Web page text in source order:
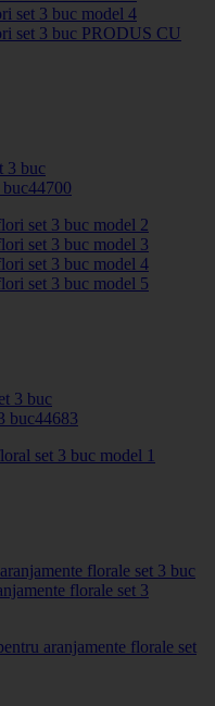
44700
buc44683
florale set 3